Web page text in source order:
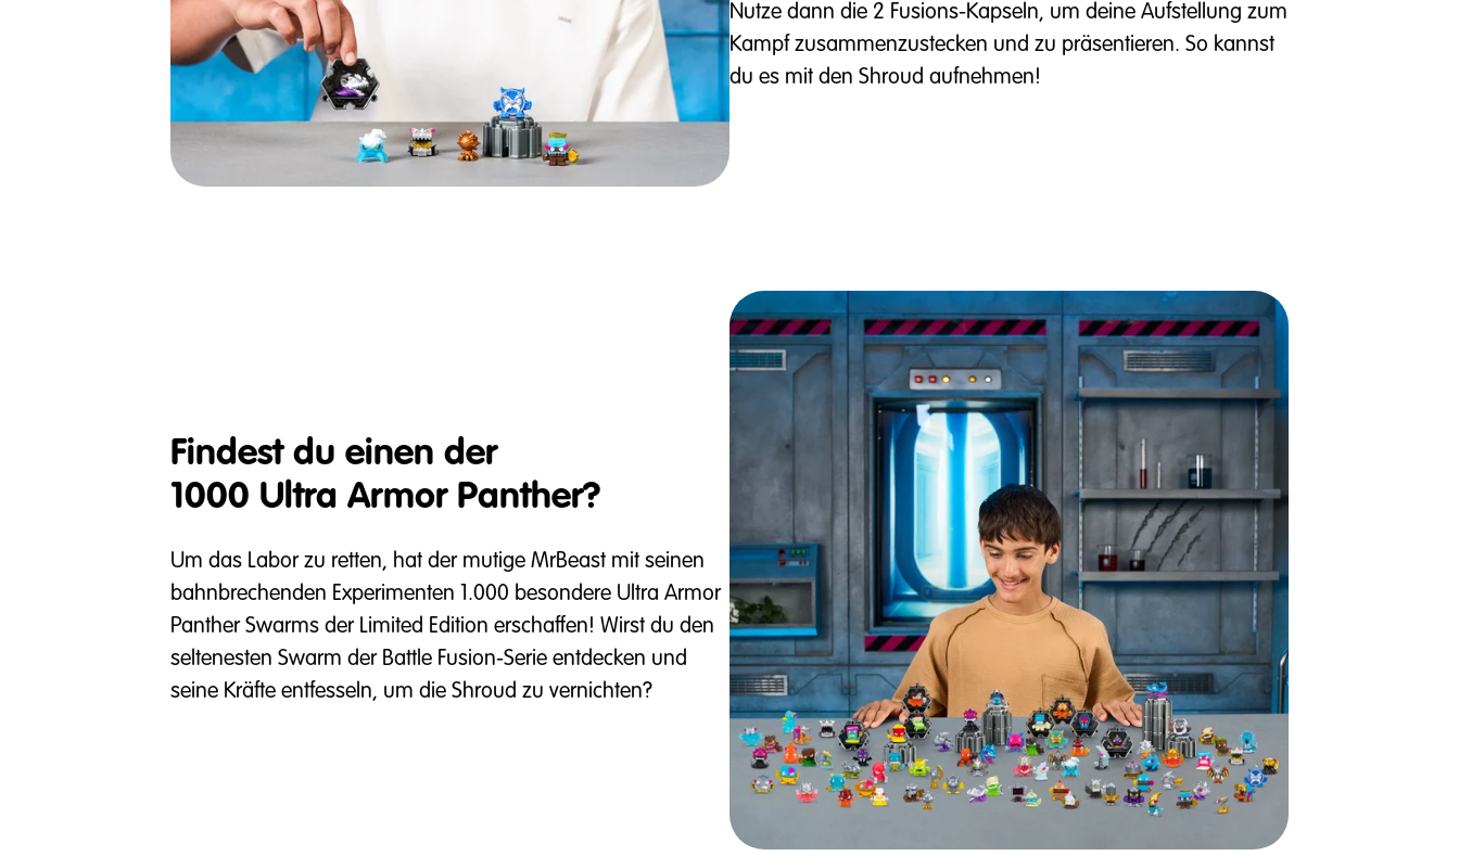
Nutze dann die 2 Fusions-Kapseln, um deine Aufstellung zum
Kampf zusammenzustecken und zu präsentieren. So kannst
du es mit den Shroud aufnehmen!
Findest du einen der
1000 Ultra Armor Panther?
Um das Labor zu retten, hat der mutige MrBeast mit seinen
bahnbrechenden Experimenten 1.000 besondere Ultra Armor
Panther Swarms der Limited Edition erschaffen! Wirst du den
seltenesten Swarm der Battle Fusion-Serie entdecken und
seine Kräfte entfesseln, um die Shroud zu vernichten?